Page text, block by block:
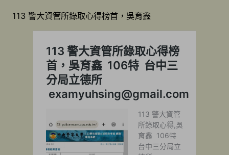
113 警大資管所錄取心得榜首，吳育鑫